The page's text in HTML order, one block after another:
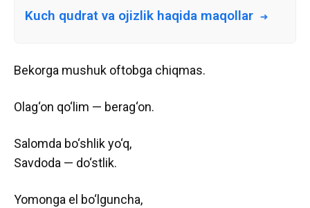
Kuch qudrat va ojizlik haqida maqollar
Bekorga mushuk oftobga chiqmas.
Olag‘on qo‘lim — berag‘on.
Salomda bo‘shlik yo‘q,
Savdoda — do‘stlik.
Yomonga el bo‘lguncha,